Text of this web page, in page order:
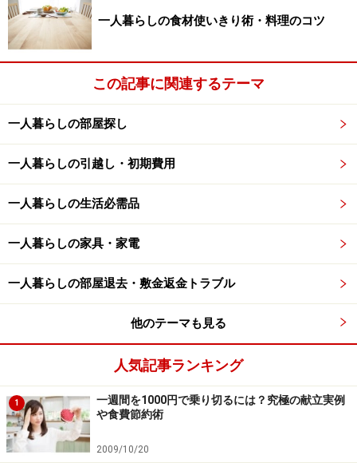
ご飯を冷凍保存するためのタッパーも便利です（写真
下）。スーパーやホームセンター、100円ショップ等で
る上に、積み重ねたり立てたりしても冷蔵庫で保存しや
すく便利。底に一枚プラスティックの板が敷かれている
ご飯がべたべたすることなく、美味しく食べられます。
パンの冷凍保存方法
パンはそのまま置いておくと、水分が抜けて固くなってしま
ったり、カビが生えてきたりします。すぐに食べないとき
は、冷凍保存してしまいましょう
パンもすぐに食べない分は、冷凍保存をした方が長く、
美味しく食べることができます。そのままではカビが発
生しやすく、また冷蔵庫で保存すると、水分が飛んでぱ
一人暮らしの食材使いきり術・料理のコツ
この記事に関連するテーマ
一人暮らしの部屋探し
一人暮らしの引越し・初期費用
一人暮らしの生活必需品
一人暮らしの家具・家電
一人暮らしの部屋退去・敷金返金トラブル
他のテーマも見る
人気記事ランキング
1
一週間を1000円で乗り切るには？究極の献立実例
や食費節約術
2009/10/20